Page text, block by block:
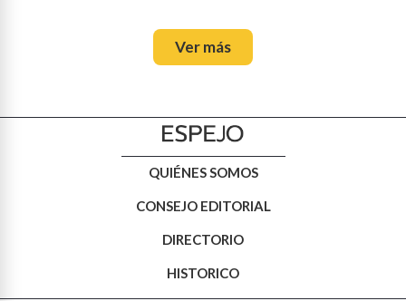
Ver más
QUIÉNES SOMOS
CONSEJO EDITORIAL
DIRECTORIO
HISTORICO